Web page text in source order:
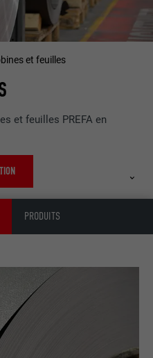
et feuilles
et feuilles PREFA en
PRODUITS